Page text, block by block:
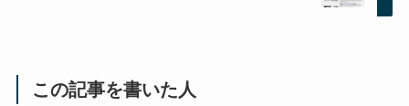
この記事を書いた人